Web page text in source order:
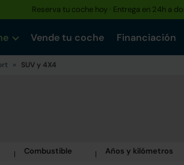
Reserva tu coche hoy · Entrega en 24h a
Vende tu coche Financiación
SUV y 4X4
Combustible Años y kilómetros